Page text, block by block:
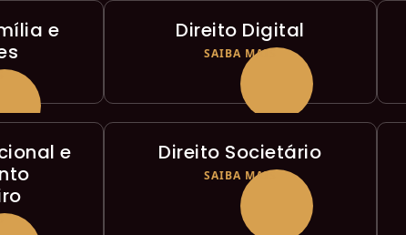
e
Direito Digital
SAIBA MAIS
e
Direito Societário
SAIBA MAIS